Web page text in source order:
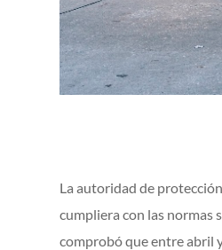
La autoridad de
cumpliera con las normas
comprobó que entre abril